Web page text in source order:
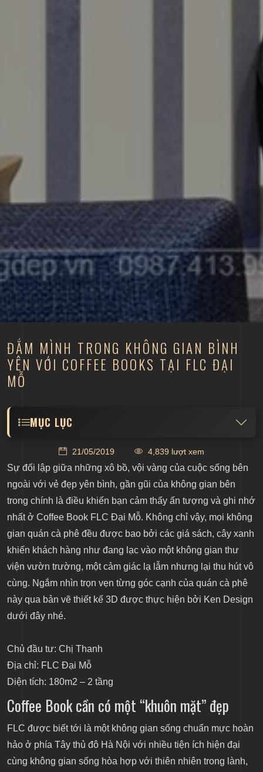
ĐẮM MÌNH TRONG KHÔNG GIAN BÌNH
YÊN VỚI COFFEE BOOKS TẠI FLC ĐẠI
MỖ
MỤC LỤC
Ngoại thất nổi bật với kiến trúc độc đáo
Không gian nội thất đẹp gần gũi với thiên nhiên
21/05/2019 4,839 lượt xem
Sự đối lập giữa những xô bồ, vội vàng của cuộc sống bên
ngoài với vẻ đẹp yên bình, gần gũi của không gian bên
trong chính là điều khiến bạn cảm thấy ấn tượng và ghi nhớ
nhất ở Coffee Book FLC Đại Mỗ. Không chỉ vậy, mọi không
gian quán cà phê đều được bao bởi các giá sách, cây xanh
khiến khách hàng như đang lạc vào một không gian thư
viện vườn trường, một cảm giác lạ lẫm nhưng lại thu hút vô
cùng. Ngắm nhìn trọn vẹn từng góc cạnh của quán cà phê
này qua bản vẽ thiết kế 3D được thực hiện bởi Ken Design
dưới đây nhé.
Chủ đầu tư: Chị Thanh
Địa chỉ: FLC Đại Mỗ
Diện tích: 180m2 – 2 tầng
Coffee Book cần có một “khuôn mặt” đẹp
FLC được biết tới là một không gian sống chuẩn mực hoàn
hảo ở phía Tây thủ đô Hà Nội với nhiều tiện ích hiện đại
cùng không gian sống hòa hợp với thiên nhiên trong lành,